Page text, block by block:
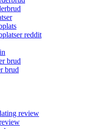
reddit
brud
brud
review